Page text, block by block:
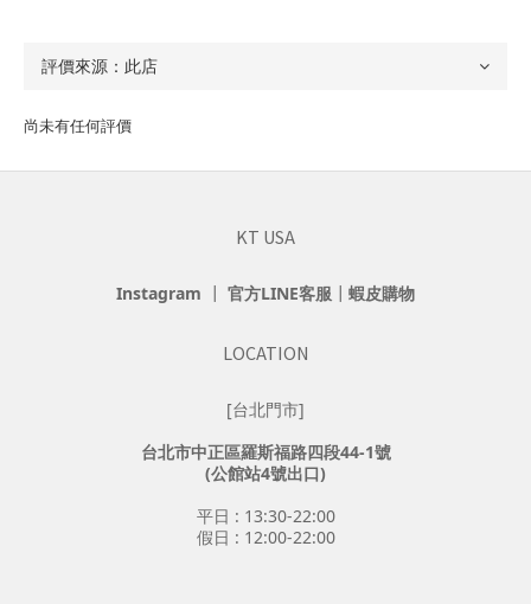
尚未有任何評價
KT USA
Instagram ┃ 官方LINE客服 ┃ 蝦皮購物
LOCATION
[台北門市]
台北市中正區羅斯福路四段44-1號
(公館站4號出口)
平日 : 13:30-22:00
假日 : 12:00-22:00